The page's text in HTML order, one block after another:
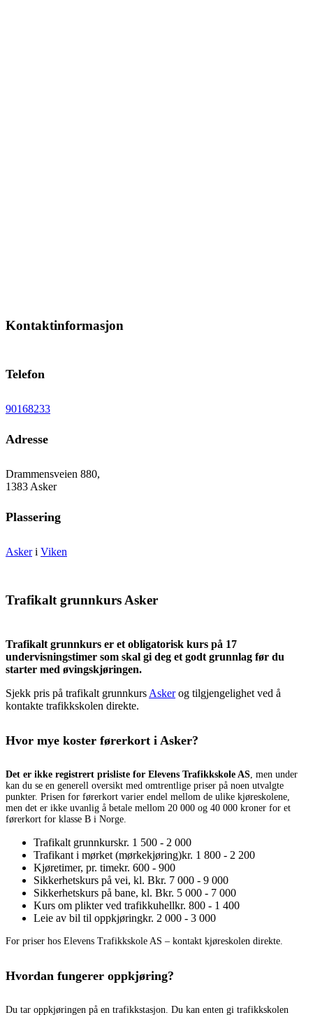
Kontaktinformasjon
Telefon
90168233
Adresse
Drammensveien 880,
1383 Asker
Plassering
Askeri Viken
Trafikalt grunnkurs Asker
Trafikalt grunnkurs er et obligatorisk kurs på 17
undervisningstimer som skal gi deg et godt grunnlag før du
starter med øvingskjøringen.
Sjekk pris på trafikalt grunnkurs Askerog tilgjengelighet ved å
kontakte trafikkskolen direkte.
Hvor mye koster førerkort i Asker?
Det er ikke registrert prisliste for Elevens Trafikkskole AS, men under
kan du se en generell oversikt med omtrentlige priser på noen utvalgte
punkter. Prisen for førerkort varier endel mellom de ulike kjøreskolene,
men det er ikke uvanlig å betale mellom 20 000 og 40 000 kroner for et
førerkort for klasse B i Norge.
Trafikalt grunnkurskr. 1 500 - 2 000
Trafikant i mørket (mørkekjøring)kr. 1 800 - 2 200
Kjøretimer, pr. timekr. 600 - 900
Sikkerhetskurs på vei, kl. Bkr. 7 000 - 9 000
Sikkerhetskurs på bane, kl. Bkr. 5 000 - 7 000
Kurs om plikter ved trafikkuhellkr. 800 - 1 400
Leie av bil til oppkjøringkr. 2 000 - 3 000
For priser hos Elevens Trafikkskole AS – kontakt kjøreskolen direkte.
Hvordan fungerer oppkjøring?
Du tar oppkjøringen på en trafikkstasjon. Du kan enten gi trafikkskolen